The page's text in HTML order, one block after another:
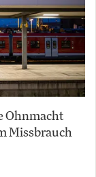
Ohnmacht
Missbrauch